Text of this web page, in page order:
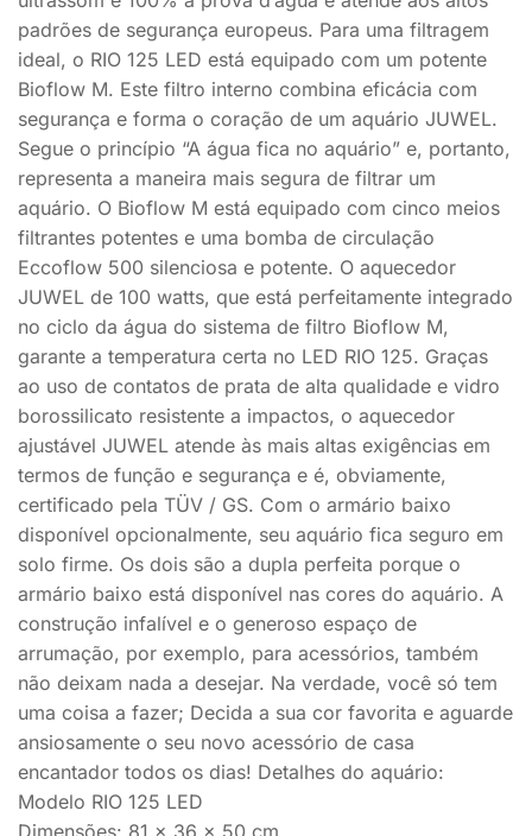
padrões de segurança europeus. Para uma filtragem
ideal, o RIO 125 LED está equipado com um potente
Bioflow M. Este filtro interno combina eficácia com
segurança e forma o coração de um aquário JUWEL.
Segue o princípio “A água fica no aquário” e, portanto,
representa a maneira mais segura de filtrar um
aquário. O Bioflow M está equipado com cinco meios
filtrantes potentes e uma bomba de circulação
Eccoflow 500 silenciosa e potente. O aquecedor
JUWEL de 100 watts, que está perfeitamente integrado
no ciclo da água do sistema de filtro Bioflow M,
garante a temperatura certa no LED RIO 125. Graças
ao uso de contatos de prata de alta qualidade e vidro
borossilicato resistente a impactos, o aquecedor
ajustável JUWEL atende às mais altas exigências em
termos de função e segurança e é, obviamente,
certificado pela TÜV / GS. Com o armário baixo
disponível opcionalmente, seu aquário fica seguro em
solo firme. Os dois são a dupla perfeita porque o
armário baixo está disponível nas cores do aquário. A
construção infalível e o generoso espaço de
arrumação, por exemplo, para acessórios, também
não deixam nada a desejar. Na verdade, você só tem
uma coisa a fazer; Decida a sua cor favorita e aguarde
ansiosamente o seu novo acessório de casa
encantador todos os dias! Detalhes do aquário:
Modelo RIO 125 LED